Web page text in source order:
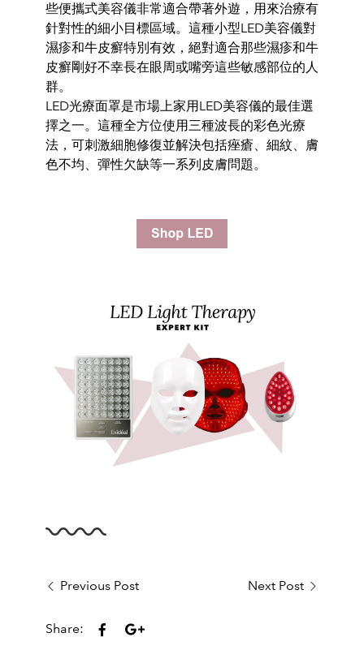
些便攜式美容儀非常適合帶著外遊， 用來治療有
針對性的細小目標區域。 這種小型LED美容儀對
濕疹和牛皮癬特別有效，絕對適合那些濕疹和牛
皮癬剛好不幸長在眼周或嘴旁這些敏感部位的人
群。
LED光療面罩是市場上家用LED美容儀的最佳選
擇之一。 這種全方位使用三種波長的彩色光療
法 ，可刺激細胞修復並解決包括痤瘡、 細紋、膚
色不均、 彈性欠缺等一系列皮膚問題。
Previous Post Next Post
Share: